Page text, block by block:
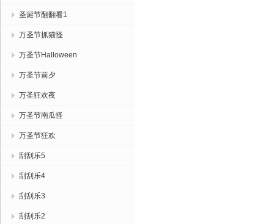
圣诞节翻翻看1
万圣节抓猫怪
万圣节Halloween
万圣节前夕
万圣狂欢夜
万圣节南瓜怪
万圣节狂欢
刮刮乐5
刮刮乐4
刮刮乐3
刮刮乐2